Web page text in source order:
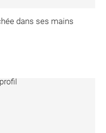
dans ses mains